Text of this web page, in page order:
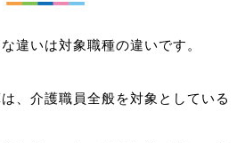
違いは対象職種の違いです。
、介護職員全般を対象としている